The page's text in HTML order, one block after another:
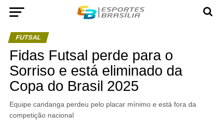
FUTSAL
Fidas Futsal perde para o
Sorriso e está eliminado da
Copa do Brasil 2025
Equipe candanga perdeu pelo placar mínimo e está fora da
competição nacional